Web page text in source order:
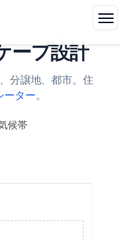
ープ設計
分譲地、都市。住
ーター。
候帯